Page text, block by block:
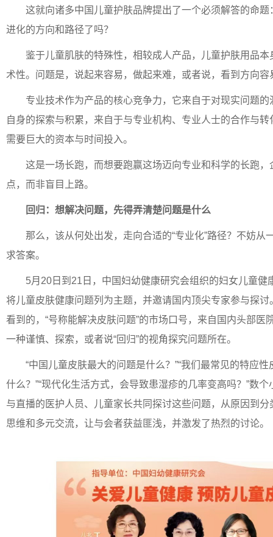
这就向诸多中国儿童护肤品牌提出了一个必须解答的命
进化的方向和路径了吗？
鉴于儿童肌肤的特殊性，相较成人产品，儿童护肤用品
术性。问题是，说起来容易，做起来难，或者说，看到方向容
专业技术作为产品的核心竞争力，它来自于对现实问题
自身的探索与积累，来自于与专业机构、专业人士的合作与
需要巨大的资本与时间投入。
这是一场长跑，而想要跑赢这场迈向专业和科学的长跑
点，而非盲目上路。
回归 ： 想解决问题， 先得弄清楚问题是什么
那么，该从何处出发，走向合适的“专业化”路径？不妨从
求答案。
5月20日到21日，中国妇幼健康研究会组织的妇女儿童健
将儿童皮肤健康问题列为主题，并邀请国内顶尖专家参与探
看到的，“号称能解决皮肤问题”的市场口号，来自国内头部医
一种谨慎、探索，或者说“回归”的视角探究问题所在。
“中国儿童皮肤最大的问题是什么？”“我们最常见的特应性
什么？”“现代化生活方式，会导致患湿疹的几率变高吗？”数
与直播的医护人员、儿童家长共同探讨这些问题，从原因到
思维和多元交流，让与会者获益匪浅，并激发了热烈的讨论。